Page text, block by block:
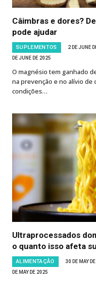
Câimbras e dores?
pode ajudar
SUPLEMENTOS 2 DE JUNE
DE JUNE DE 2025
O magnésio tem ganhado
na prevenção e no alívio de
condições…
Ultraprocessados
o quanto isso afeta
ALIMENTAÇÃO 30 DE MAY
DE MAY DE 2025